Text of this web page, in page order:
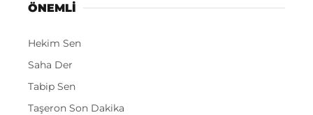
ÖNEMLI
Hekim Sen
Saha Der
Tabip Sen
Taşeron Son Dakika